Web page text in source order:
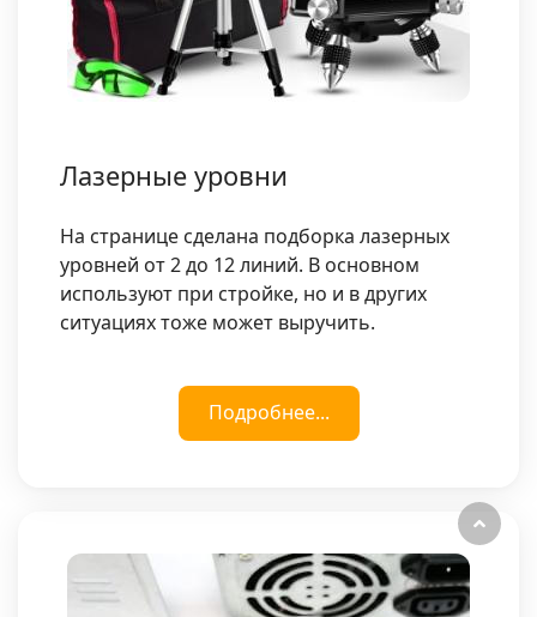
Лазерные уровни
На странице сделана подборка лазерных
уровней от 2 до 12 линий. В основном
используют при стройке, но и в других
ситуациях тоже может выручить.
Подробнее...